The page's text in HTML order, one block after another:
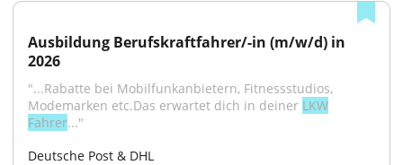
Ausbildung Berufskraftfahrer/-in (m/w/d) in
2026
"...Rabatte bei Mobilfunkanbietern, Fitnessstudios,
Modemarken etc.Das erwartet dich in deiner LKW
Fahrer..."
Deutsche Post & DHL